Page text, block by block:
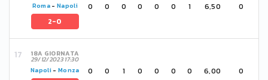
Roma-Napoli
2-0
0 0 0 0 0 0 1 6,50 0
18A GIORNATA
29/12/2023 17:30
Napoli -Monza 0 0 1 0 0 0 0 6,00 0